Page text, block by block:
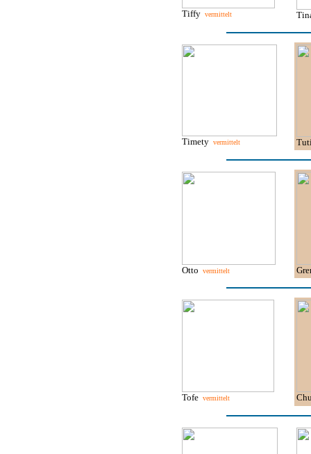
Tiffy vermittelt
Timety vermittelt
Otto vermittelt
Tofe vermittelt